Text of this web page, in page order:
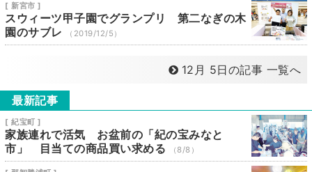
[ 新宮市 ]
スウィーツ甲子園でグランプリ 第二なぎの木
園のサブレ
（2019/12/5）
12月 5日の記事 一覧へ
最新記事
[ 紀宝町 ]
家族連れで活気 お盆前の「紀の宝みなと
市」 目当ての商品買い求める
（8/8）